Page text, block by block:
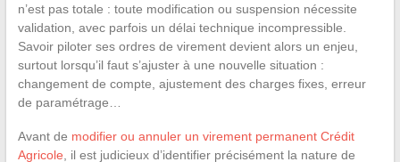
n’est pas totale : toute modification ou suspension nécessite
validation, avec parfois un délai technique incompressible.
Savoir piloter ses ordres de virement devient alors un enjeu,
surtout lorsqu’il faut s’ajuster à une nouvelle situation :
changement de compte, ajustement des charges fixes, erreur
de paramétrage…
Avant de modifier ou annuler un virement permanent Crédit
Agricole , il est judicieux d’identifier précisément la nature de